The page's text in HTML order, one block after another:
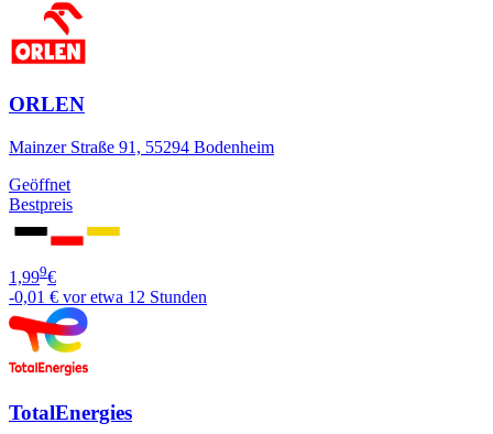
ORLEN
Mainzer Straße 91, 55294 Bodenheim
Geöffnet
Bestpreis
1,999€
-0,01 € vor etwa 12 Stunden
TotalEnergies